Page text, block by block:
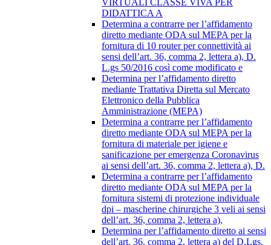
VIRTUALI CLASSE VIVA PER
DIDATTICA A
Determina a contrarre per l’affidamento
diretto mediante ODA sul MEPA per la
fornitura di 10 router per connettività ai
sensi dell’art. 36, comma 2, lettera a), D.
L.gs 50/2016 così come modificato e
Determina per l’affidamento diretto
mediante Trattativa Diretta sul Mercato
Elettronico della Pubblica
Amministrazione (MEPA)
Determina a contrarre per l’affidamento
diretto mediante ODA sul MEPA per la
fornitura di materiale per igiene e
sanificazione per emergenza Coronavirus
ai sensi dell’art. 36, comma 2, lettera a), D.
Determina a contrarre per l’affidamento
diretto mediante ODA sul MEPA per la
fornitura sistemi di protezione individuale
dpi – mascherine chirurgiche 3 veli ai sensi
dell’art. 36, comma 2, lettera a),
Determina per l’affidamento diretto ai sensi
dell’art. 36, comma 2, lettera a) del D.Lgs.